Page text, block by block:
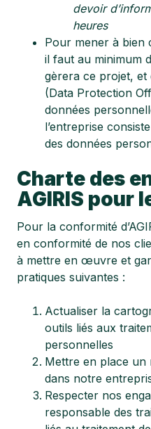
devoir
heures
Pour mener à bien
il faut au minimum
gèrera ce projet, et
(Data Protection
données
l’entreprise
des données
Charte des
AGIRIS pour
Pour la conformité
en conformité de nos
à mettre en œuvre et
pratiques suivantes :
Actualiser la
outils liés aux
personnelles
Mettre en place un
dans notre
Respecter nos
responsable des